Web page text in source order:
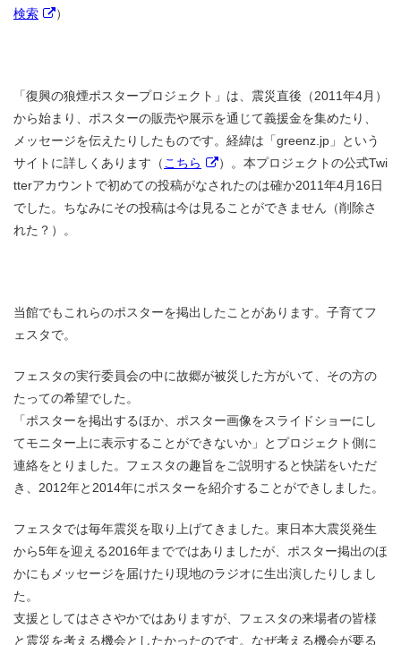
検索
）
「復興の狼煙ポスタープロジェクト」は、震災直後（2011年4月）
から始まり、ポスターの販売や展示を通じて義援金を集めたり、
メッセージを伝えたりしたものです。経緯は「greenz.jp」という
サイトに詳しくあります（ こちら
）。本プロジェクトの公式Twi
tterアカウントで初めての投稿がなされたのは確か2011年4月16日
でした。ちなみにその投稿は今は見ることができません（削除さ
れた？）。
当館でもこれらのポスターを掲出したことがあります。子育てフ
ェスタで。
フェスタの実行委員会の中に故郷が被災した方がいて、その方の
たっての希望でした。
「ポスターを掲出するほか、ポスター画像をスライドショーにし
てモニター上に表示することができないか」とプロジェクト側に
連絡をとりました。フェスタの趣旨をご説明すると快諾をいただ
き、2012年と2014年にポスターを紹介することができしました。
フェスタでは毎年震災を取り上げてきました。東日本大震災発生
から5年を迎える2016年までではありましたが、ポスター掲出のほ
かにもメッセージを届けたり現地のラジオに生出演したりしまし
た。
支援としてはささやかではありますが、フェスタの来場者の皆様
と震災を考える機会としたかったのです。なぜ考える機会が要る